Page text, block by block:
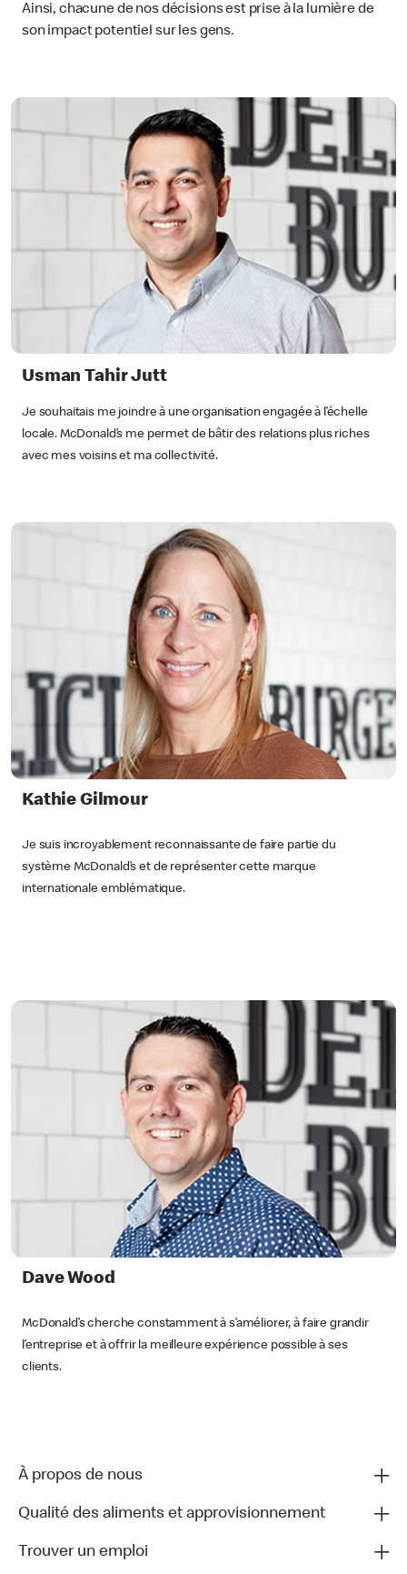
Ainsi, chacune de nos décisions est prise à la lumière de
son impact potentiel sur les gens.
Usman Tahir Jutt
Je souhaitais me joindre à une organisation engagée à l’échelle
locale. McDonald’s me permet de bâtir des relations plus riches
avec mes voisins et ma collectivité.
Kathie Gilmour
Je suis incroyablement reconnaissante de faire partie du
système McDonald’s et de représenter cette marque
internationale emblématique.
Dave Wood
McDonald’s cherche constamment à s’améliorer, à faire grandir
l’entreprise et à offrir la meilleure expérience possible à ses
clients.
À propos de nous
Qualité des aliments et approvisionnement
Trouver un emploi